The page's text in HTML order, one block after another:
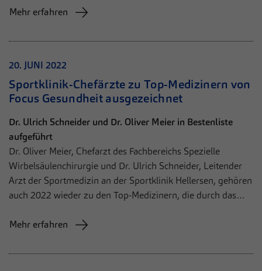
Mehr erfahren
20. JUNI 2022
Sportklinik-Chefärzte zu Top-Medizinern von
Focus Gesundheit ausgezeichnet
Dr. Ulrich Schneider und Dr. Oliver Meier in Bestenliste
aufgeführt
Dr. Oliver Meier, Chefarzt des Fachbereichs Spezielle
Wirbelsäulenchirurgie und Dr. Ulrich Schneider, Leitender
Arzt der Sportmedizin an der Sportklinik Hellersen, gehören
auch 2022 wieder zu den Top-Medizinern, die durch das…
Mehr erfahren